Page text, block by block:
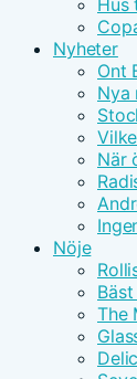
Hus
Nyheter
Ont
Nya
När
Nöje
The